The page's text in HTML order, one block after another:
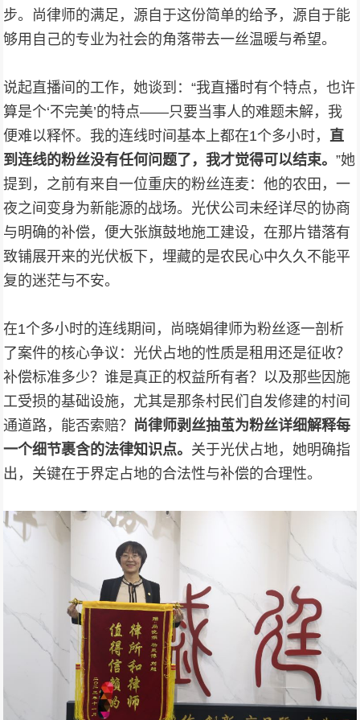
步。尚律师的满足，源自于这份简单的给予，源自于能
够用自己的专业为社会的角落带去一丝温暖与希望。
说起直播间的工作，她谈到：“我直播时有个特点，也许
算是个‘不完美’的特点——只要当事人的难题未解，我
便难以释怀。我的连线时间基本上都在1个多小时， 直
到连线的粉丝没有任何问题了，我才觉得可以结束。”她
提到，之前有来自一位重庆的粉丝连麦：他的农田，一
夜之间变身为新能源的战场。光伏公司未经详尽的协商
与明确的补偿，便大张旗鼓地施工建设，在那片错落有
致铺展开来的光伏板下，埋藏的是农民心中久久不能平
复的迷茫与不安。
在1个多小时的连线期间，尚晓娟律师为粉丝逐一剖析
了案件的核心争议：光伏占地的性质是租用还是征收？
补偿标准多少？谁是真正的权益所有者？以及那些因施
工受损的基础设施，尤其是那条村民们自发修建的村间
通道路，能否索赔？ 尚律师剥丝抽茧为粉丝详细解释每
一个细节裹含的法律知识点。 关于光伏占地，她明确指
出，关键在于界定占地的合法性与补偿的合理性。